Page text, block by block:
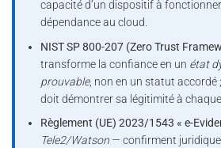
capacité d’un dispositif à
dépendance au cloud.
NIST SP 800-207 (Zero Trust
transforme la confiance en un état
prouvable, non en un statut accordé
doit démontrer sa légitimité à
Règlement (UE) 2023/1543 « e-
Tele2/Watson — confirment